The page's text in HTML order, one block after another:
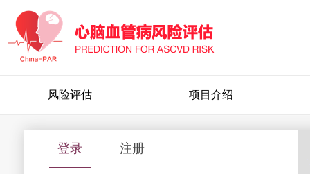
风险评估 项目介绍
登录 注册